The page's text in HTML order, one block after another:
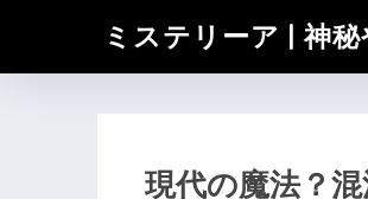
ミステリーア | 神
現代の魔法？